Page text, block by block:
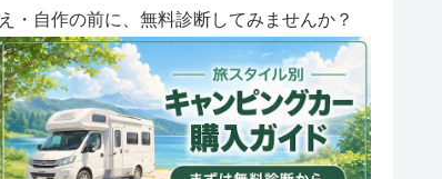
え・自作の前に、無料診断してみませんか？